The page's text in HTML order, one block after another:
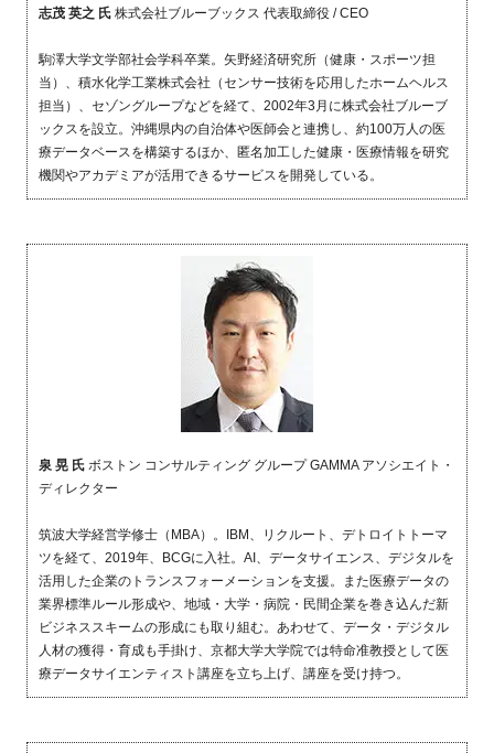
志茂 英之 氏株式会社ブルーブックス 代表取締役 / CEO
駒澤大学文学部社会学科卒業。矢野経済研究所（健康・スポーツ担
当）、積水化学工業株式会社（センサー技術を応用したホームヘルス
担当）、セゾングループなどを経て、 2002年3 月に株式会社ブルーブ
ックスを設立。沖縄県内の自治体や医師会と連携し、約100万人の医
療データベースを構築するほか、匿名加工した健康・医療情報を研究
機関やアカデミアが活用できるサービスを開発している。
泉 晃 氏ボストン コンサルティング グループ GAMMA アソシエイト・
ディレクター
筑波大学経営学修士（ MBA）。 IBM 、リクルート、デトロイトトーマ
ツを経て、 2019年、 BCGに入社。 AI、データサイエンス、デジタルを
活用した企業のトランスフォーメーションを支援。また医療データの
業界標準ルール形成や、地域・大学・病院・民間企業を巻き込んだ新
ビジネススキームの形成にも取り組む。あわせて、データ・デジタル
人材の獲得・育成も手掛け、京都大学大学院では特命准教授として医
療データサイエンティスト講座を立ち上げ、講座を受け持つ。